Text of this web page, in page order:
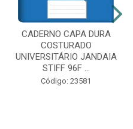
CADERNO CAPA DURA
COSTURADO
UNIVERSITÁRIO JANDAIA
STIFF 96F ...
Código: 23581